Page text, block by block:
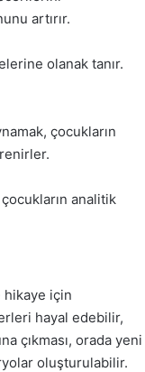
artırır.
olanak tanır.
çocukların
analitik
hikaye için
hayal edebilir,
çıkması, orada yeni
oluşturulabilir.